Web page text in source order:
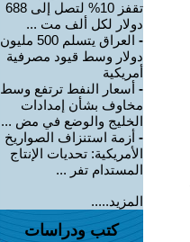
تقفز 10% لتصل إلى 688
دولار لكل ألف مت ...
-
العراق يتسلم 500 مليون
دولار وسط قيود مصرفية
أمريكية
- أسعار النفط ترتفع وسط
مخاوف بشأن إمدادات
الخليج والوضع في مض ...
- أزمة استنزاف الصواريخ
الأمريكية: تحديات الإنتاج
المستدام تفر ...
المزيد.....
كتب ودراسات